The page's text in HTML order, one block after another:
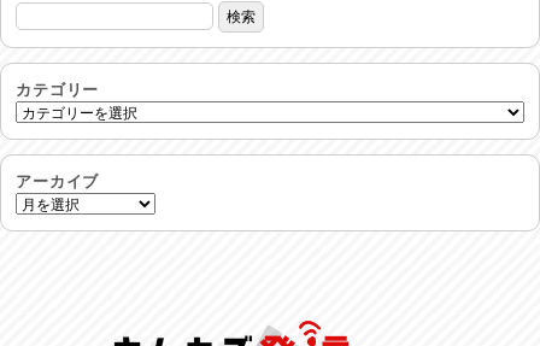
2026/07/31
24時間体制
命を守る行動を…
カテゴリー
アーカイブ